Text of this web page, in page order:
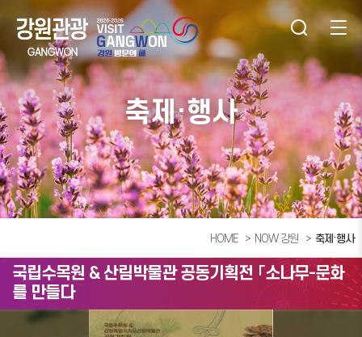
축제·행사
HOME NOW 강원 축제·행사
국립수목원 & 산림박물관 공동기획전 「소나무-문화
를 만들다